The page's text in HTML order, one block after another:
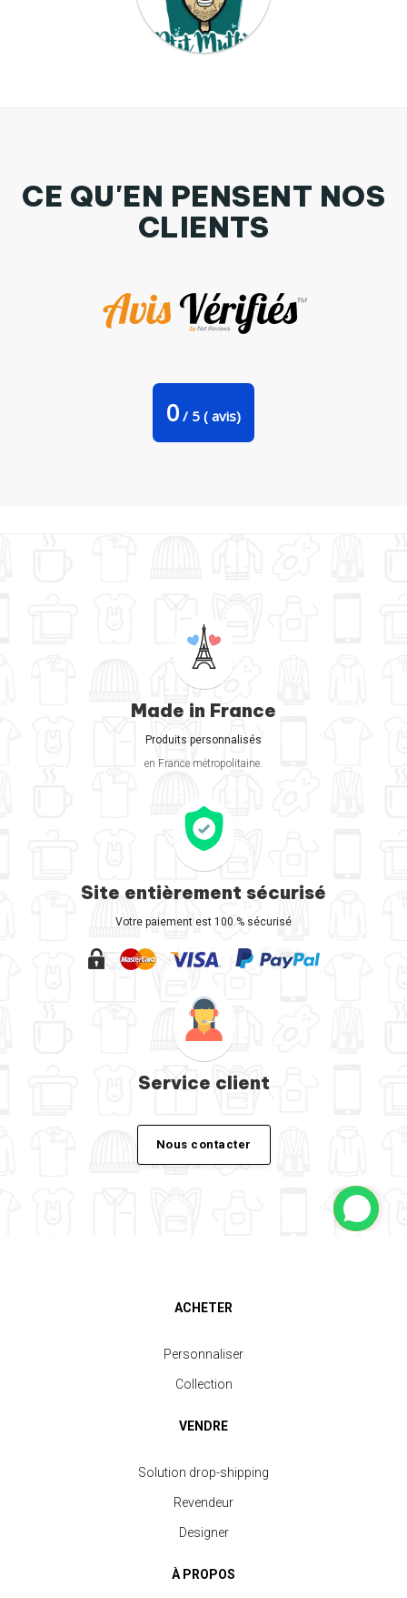
CE QU'EN PENSENT NOS
CLIENTS
0 / 5 ( avis)
Made in France
Produits personnalisés
en France métropolitaine.
Site entièrement sécurisé
Votre paiement est 100 % sécurisé
Service client
Nous contacter
ACHETER
Personnaliser
Collection
VENDRE
Solution drop-shipping
Revendeur
Designer
À PROPOS